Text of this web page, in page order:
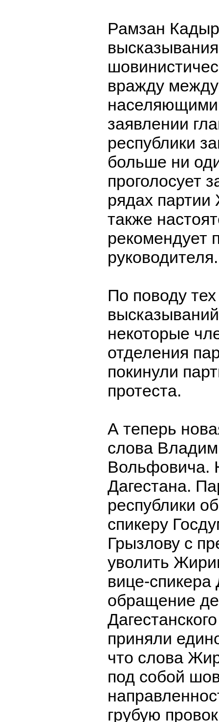
Рамзан
вражду
заявлении
республики
больше ни
проголосует
рядах
также
рекомендует
руководителя.
По поводу
некоторые
отделения
покинули
протеста.
А теперь
слова
Вольфовича.
Дагестана.
республики
спикеру
Грызлову с
уволить
вице-
обращение
приняли
что слова
под собой
грубую